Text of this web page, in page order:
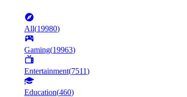
All(19980)
Gaming(19963)
Entertainment(7511)
Education(460)